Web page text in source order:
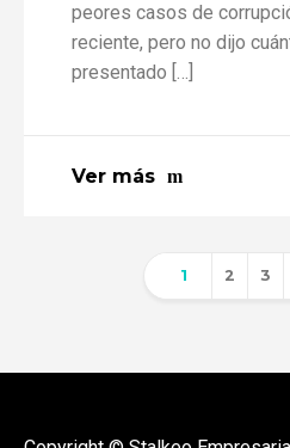
peores casos de
reciente, pero no dijo
presentado […]
Ver más
1 2 3